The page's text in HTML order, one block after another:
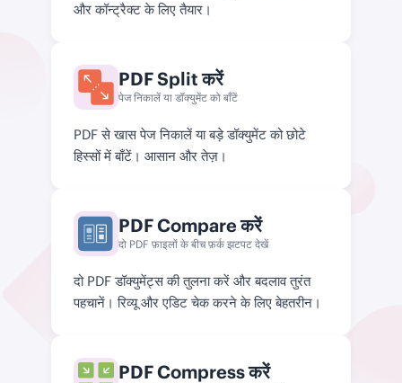
और कॉन्ट्रैक्ट के लिए तैयार।
PDF Split करें
पेज निकालें या डॉक्युमेंट को बाँटें
PDF से खास पेज निकालें या बड़े डॉक्युमेंट को छोटे
हिस्सों में बाँटें। आसान और तेज़।
PDF Compare करें
दो PDF फ़ाइलों के बीच फ़र्क झटपट देखें
दो PDF डॉक्युमेंट्स की तुलना करें और बदलाव तुरंत
पहचानें। रिव्यू और एडिट चेक करने के लिए बेहतरीन।
PDF Compress करें